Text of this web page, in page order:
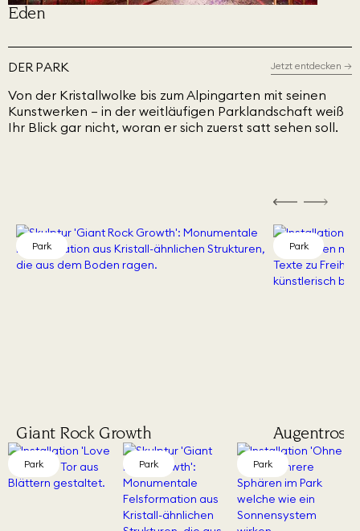
Eden
DER PARK Jetzt entdecken →
Von der Kristallwolke bis zum Alpingarten mit seinen
Kunstwerken – in der weitläufigen Parklandschaft weiß
Ihr Blick gar nicht, woran er sich zuerst satt sehen soll.
Park
Giant Rock Growth
Park
Augentrost
Park Park Park